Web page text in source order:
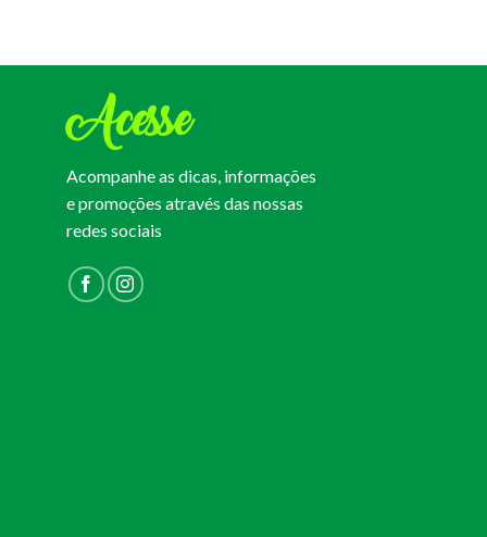
Acesse
Acompanhe as dicas, informações
e promoções através das nossas
redes sociais